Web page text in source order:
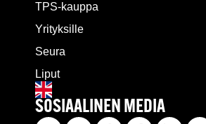
TPS-kauppa
Yrityksille
Seura
Liput
SOSIAALINEN MEDIA